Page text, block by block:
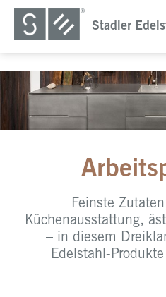
Stadler
Feinste
Küchenausstattung,
– in diesem
Edelstahl-